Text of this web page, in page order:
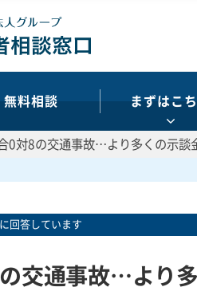
無料相談 まずはこ
0対8の交通事故…より多くの示談
回答しています
交通事故…より